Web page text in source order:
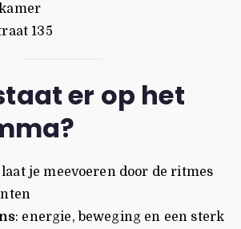
135
er op het
laat je meevoeren door de ritmes
: energie, beweging en een sterk